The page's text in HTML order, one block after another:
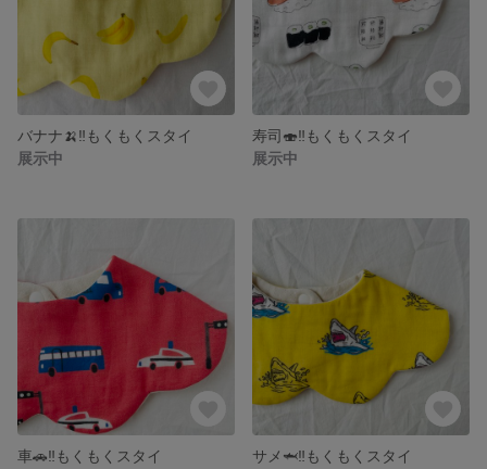
バナナ🍌‼️もくもくスタイ
展示中
寿司🍣‼️もくもくスタイ
展示中
車🚗‼️もくもくスタイ サメ🦈‼️もくもくスタイ